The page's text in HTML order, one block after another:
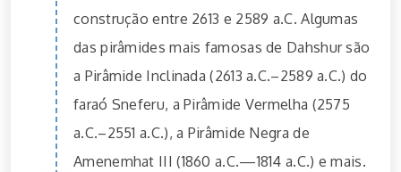
construção entre 2613 e 2589 a.C. Algumas
das pirâmides mais famosas de Dahshur são
a Pirâmide Inclinada (2613 a.C.–2589 a.C.) do
faraó Sneferu, a Pirâmide Vermelha (2575
a.C.–2551 a.C.), a Pirâmide Negra de
Amenemhat III (1860 a.C.—1814 a.C.) e mais.